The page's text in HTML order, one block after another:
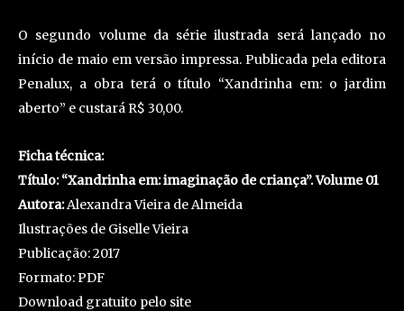
O segundo volume da série ilustrada será lançado no
início de maio em versão impressa. Publicada pela editora
Penalux, a obra terá o título “Xandrinha em: o jardim
aberto” e custará R$ 30,00.
Ficha técnica:
Título: “Xandrinha em: imaginação de criança”. Volume 01
Autora:Alexandra Vieira de Almeida
Ilustrações de Giselle Vieira
Publicação: 2017
Formato: PDF
Download gratuito pelo site